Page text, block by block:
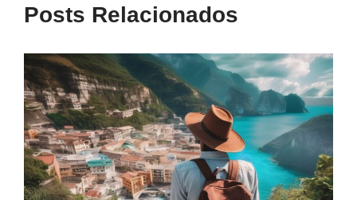
Posts Relacionados